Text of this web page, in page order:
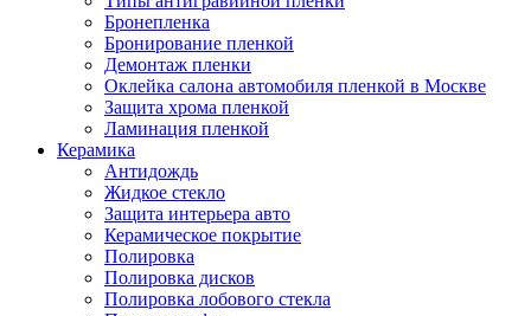
Бронепленка
Бронирование пленкой
Демонтаж пленки
Оклейка салона автомобиля пленкой в Москве
Защита хрома пленкой
Ламинация пленкой
Керамика
Антидождь
Жидкое стекло
Защита интерьера авто
Керамическое покрытие
Полировка
Полировка дисков
Полировка лобового стекла